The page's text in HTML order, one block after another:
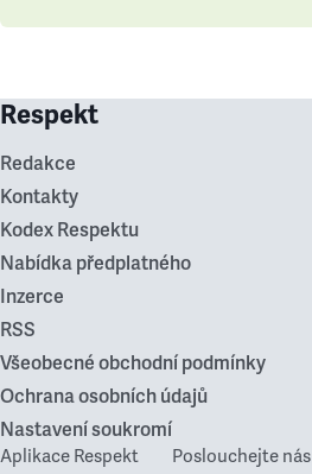
Respekt
Redakce
Kontakty
Kodex Respektu
Nabídka předplatného
Inzerce
RSS
Všeobecné obchodní podmínky
Ochrana osobních údajů
Nastavení soukromí
Aplikace Respekt Poslouchejte nás